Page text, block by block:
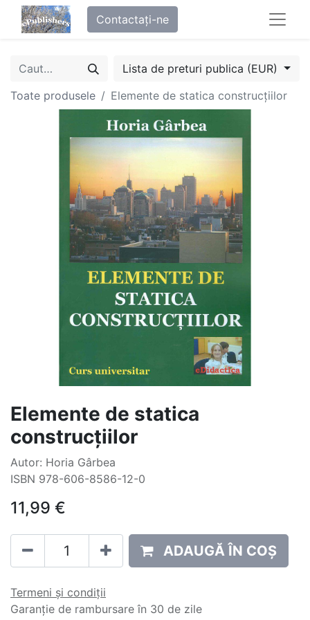
Contactați-ne
Lista de preturi publica (EUR)
Toate produsele
Elemente de statica construcțiilor
Elemente de statica
construcțiilor
Autor: Horia Gârbea
ISBN 978-606-8586-12-0
11,99 €
ADAUGĂ ÎN COȘ
Termeni și condiții
Garanție de rambursare în 30 de zile